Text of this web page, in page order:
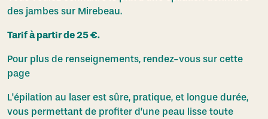
des jambes sur Mirebeau.
Tarif à partir de 25 €.
Pour plus de renseignements, rendez-vous sur cette
page
L'épilation au laser est sûre, pratique, et longue durée,
vous permettant de profiter d’une peau lisse toute